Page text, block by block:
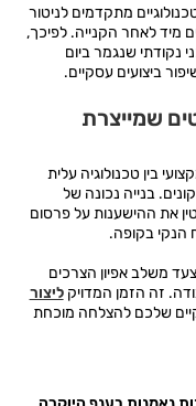
מתקדמים לניטור
מיד לאחר הקנייה. לפיכך,
נקודתי שנגמר ביום
ביצועים עסקיים.
שמייצרת
בין טכנולוגיה עלית
בנייה נכונה של
את ההישענות על פרסום
הנקי בקופה.
משלב אפיון הצרכים
זה הזמן המדויקליצור
שלכם להצלחה מוכחת